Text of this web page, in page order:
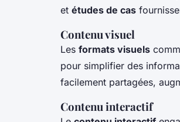
et études de cas
Contenu visuel
Les formats visuels
pour simplifier des
facilement partagées,
Contenu interactif